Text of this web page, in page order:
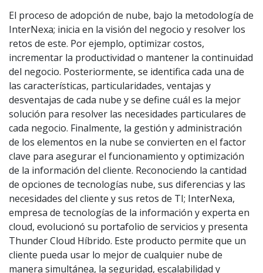
El proceso de adopción de nube, bajo la metodología de
InterNexa; inicia en la visión del negocio y resolver los
retos de este. Por ejemplo, optimizar costos,
incrementar la productividad o mantener la continuidad
del negocio. Posteriormente, se identifica cada una de
las características, particularidades, ventajas y
desventajas de cada nube y se define cuál es la mejor
solución para resolver las necesidades particulares de
cada negocio. Finalmente, la gestión y administración
de los elementos en la nube se convierten en el factor
clave para asegurar el funcionamiento y optimización
de la información del cliente. Reconociendo la cantidad
de opciones de tecnologías nube, sus diferencias y las
necesidades del cliente y sus retos de TI; InterNexa,
empresa de tecnologías de la información y experta en
cloud, evolucionó su portafolio de servicios y presenta
Thunder Cloud Híbrido. Este producto permite que un
cliente pueda usar lo mejor de cualquier nube de
manera simultánea, la seguridad, escalabilidad y